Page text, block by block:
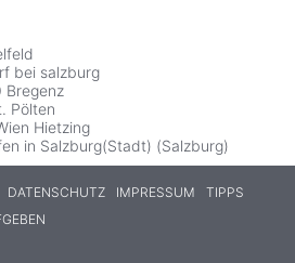
bei salzburg
Bregenz
Pölten
Hietzing
in Salzburg(Stadt) (Salzburg)
DATENSCHUTZ IMPRESSUM
TIPPS